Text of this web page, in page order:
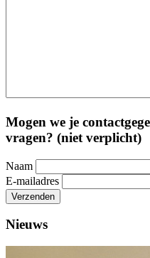
Mogen we je
vragen? (niet verplicht)
Naam
E-mailadres
Verzenden
Nieuws